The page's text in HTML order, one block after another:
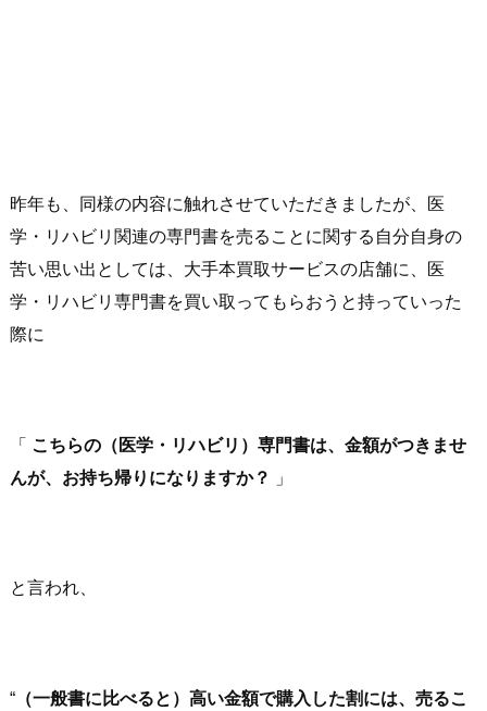
昨年も、同様の内容に触れさせていただきましたが、医
学・リハビリ関連の専門書を売ることに関する自分自身の
苦い思い出としては、大手本買取サービスの店舗に、医
学・リハビリ専門書を買い取ってもらおうと持っていった
際に
「
こちらの（医学・リハビリ）専門書は、金額がつきませ
んが、お持ち帰りになりますか？
」
と言われ、
“ （一般書に比べると）高い金額で購入した割には、売るこ